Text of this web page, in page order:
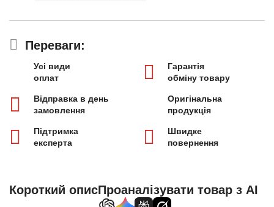
Переваги:
Усі види
оплат
Гарантія
обміну товару
Відправка в день
замовлення
Оригінальна
продукція
Підтримка
експерта
Швидке
повернення
Короткий описПроаналізувати товар з AI